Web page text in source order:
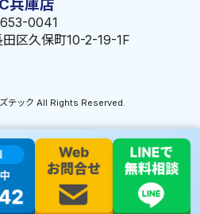
兵庫店
0041
区久保町10-2-19-1F
テック All Rights Reserved.